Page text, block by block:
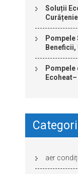
Soluții
Pompele
Pompele
aer